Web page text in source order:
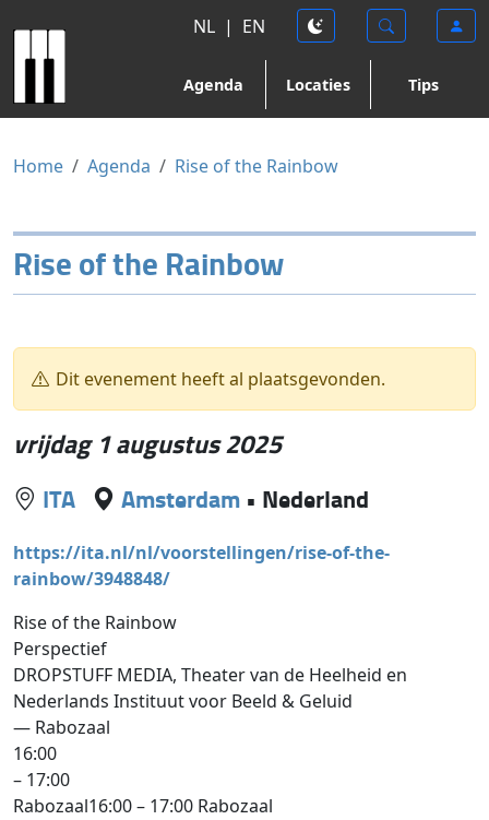
NL | EN
Agenda Locaties Tips
Home Agenda Rise of the Rainbow
Rise of the Rainbow
Dit evenement heeft al plaatsgevonden.
vrijdag 1 augustus 2025
ITA Amsterdam • Nederland
https://ita.nl/nl/voorstellingen/rise-of-the-
rainbow/3948848/
Rise of the Rainbow
Perspectief
DROPSTUFF MEDIA, Theater van de Heelheid en
Nederlands Instituut voor Beeld & Geluid
— Rabozaal
16:00
– 17:00
Rabozaal16:00 – 17:00 Rabozaal